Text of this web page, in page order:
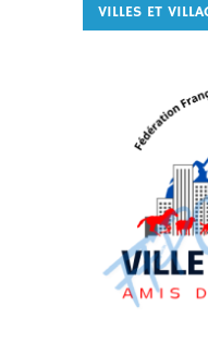
VILLES ET